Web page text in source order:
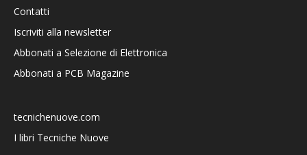
Contatti
Iscriviti alla newsletter
Abbonati a Selezione di Elettronica
Abbonati a PCB Magazine
tecnichenuove.com
I libri Tecniche Nuove